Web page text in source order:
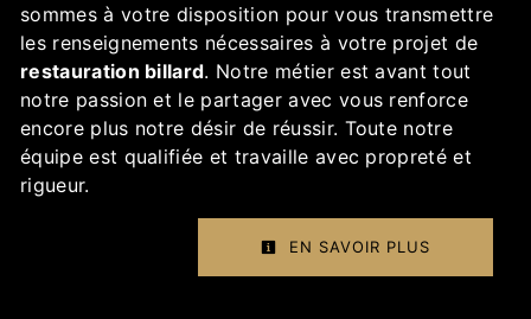
sommes à votre disposition pour vous transmettre
les renseignements nécessaires à votre projet de
restauration billard. Notre métier est avant tout
notre passion et le partager avec vous renforce
encore plus notre désir de réussir. Toute notre
équipe est qualifiée et travaille avec propreté et
rigueur.
EN SAVOIR PLUS